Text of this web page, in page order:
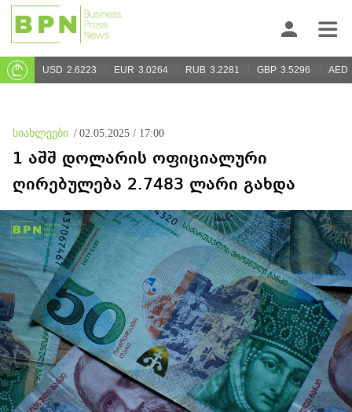
USD 2.6223 EUR 3.0264 RUB 3.2281 GBP 3.5296 AED
სიახლეები / 02.05.2025 / 17:00
1 აშშ დოლარის ოფიციალური
ღირებულება 2.7483 ლარი გახდა